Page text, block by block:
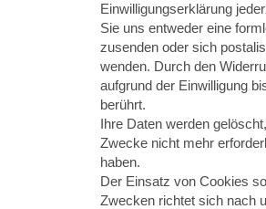
Einwilligungserklärung
Sie uns entweder eine
zusenden oder sich
wenden. Durch den
aufgrund der Einwilligung
berührt.
Ihre Daten werden
Zwecke nicht mehr
haben.
Der Einsatz von Cookies
Zwecken richtet sich nach